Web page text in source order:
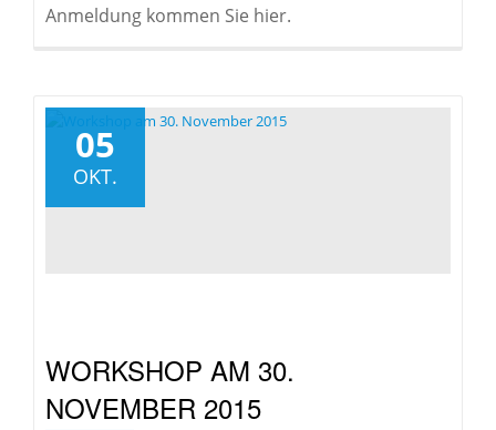
Anmeldung kommen Sie hier.
05
OKT.
WORKSHOP AM 30.
NOVEMBER 2015